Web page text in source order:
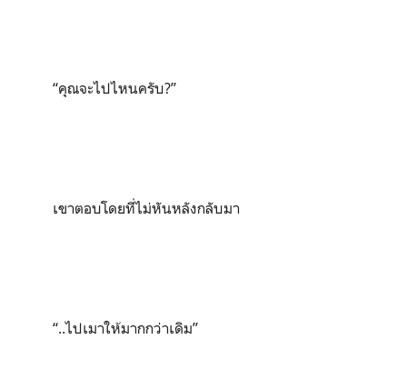
“คุณจะไปไหนครับ?”
เขาตอบโดยที่ไม่หันหลังกลับมา
“..ไปเมาให้มากกว่าเดิม”